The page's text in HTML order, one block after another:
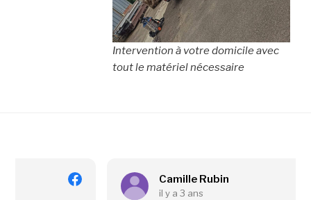
Intervention à votre domicile avec
tout le matériel nécessaire
Camille Rubin
il y a 3 ans